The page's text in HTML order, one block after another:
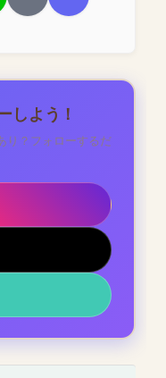
しよう！
り？フォローするだ